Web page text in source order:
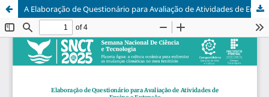
A Elaboração de Questionário para Avaliação de Atividades de Ensino e Extensão